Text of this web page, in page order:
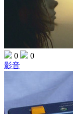
0
0
影音